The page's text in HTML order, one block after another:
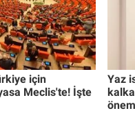
için
Meclis'te! İşte
Yaz